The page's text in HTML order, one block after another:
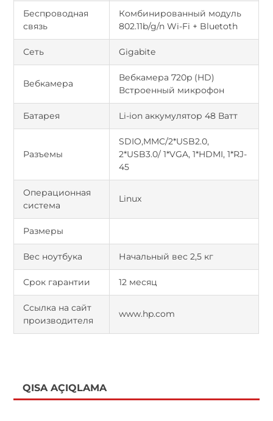
Беспроводная
связь
Комбинированный модуль
802.11b/g/n Wi-Fi + Bluetoth
Сеть Gigabite
Вебкамера
Вебкамера 720p (HD)
Встроенный микрофон
Батарея Li-ion аккумулятор 48 Ватт
Разъемы
SDIO,MMC/2*USB2.0,
2*USB3.0/ 1*VGA, 1*HDMI, 1*RJ-
45
Операционная
система
Linux
Размеры
Вес ноутбука Начальный вес 2,5 кг
Срок гарантии 12 месяц
Ссылка на сайт
производителя
www.hp.com
QISA AÇIQLAMA